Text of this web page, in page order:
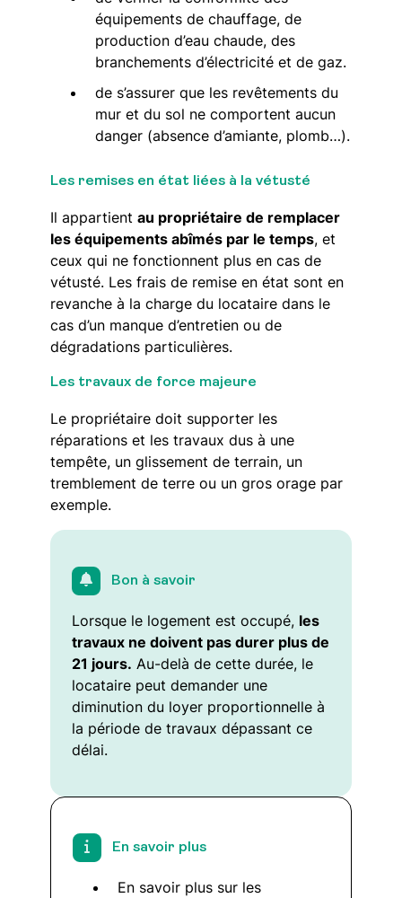
équipements de chauffage, de
production d’eau chaude, des
branchements d’électricité et de gaz.
de s’assurer que les revêtements du
mur et du sol ne comportent aucun
danger (absence d’amiante, plomb…).
Les remises en état liées à la vétusté
Il appartient au propriétaire de remplacer
les équipements abîmés par le temps, et
ceux qui ne fonctionnent plus en cas de
vétusté. Les frais de remise en état sont en
revanche à la charge du locataire dans le
cas d’un manque d’entretien ou de
dégradations particulières.
Les travaux de force majeure
Le propriétaire doit supporter les
réparations et les travaux dus à une
tempête, un glissement de terrain, un
tremblement de terre ou un gros orage par
exemple.
Bon à savoir
Lorsque le logement est occupé, les
travaux ne doivent pas durer plus de
21 jours. Au-delà de cette durée, le
locataire peut demander une
diminution du loyer proportionnelle à
la période de travaux dépassant ce
délai.
En savoir plus
En savoir plus sur les